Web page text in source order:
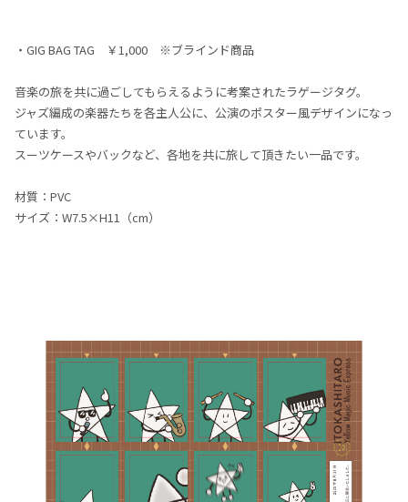
・GIG BAG TAG ￥1,000 ※ブラインド商品
音楽の旅を共に過ごしてもらえるように考案されたラゲージタグ。
ジャズ編成の楽器たちを各主人公に、公演のポスター風デザインになっ
ています。
スーツケースやバックなど、各地を共に旅して頂きたい一品です。
材質：PVC
サイズ：W7.5×H11（cm）